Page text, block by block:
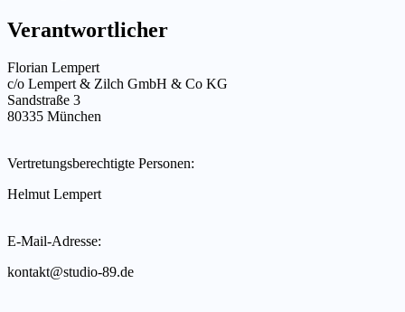
Verantwortlicher
Florian Lempert
c/o Lempert & Zilch GmbH & Co KG
Sandstraße 3
80335 München
Vertretungsberechtigte Personen:
Helmut Lempert
E-Mail-Adresse:
kontakt@studio-89.de